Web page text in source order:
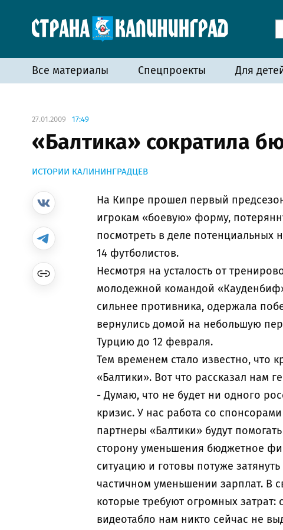
Все материалы Спецпроекты Для
27.01.2009 17:49
«Балтика» сократила
ИСТОРИИ КАЛИНИНГРАДЦЕВ
На Кипре прошел первый
игрокам «боевую» форму,
посмотреть в деле потенциальных
14 футболистов.
Несмотря на усталость от
молодежной командой
сильнее противника, одержала
вернулись домой на небольшую
Турцию до 12 февраля.
Тем временем стало известно, что
«Балтики». Вот что рассказал нам
- Думаю, что не будет ни одного
кризис. У нас работа со
партнеры «Балтики» будут
сторону уменьшения бюджетное
ситуацию и готовы потуже
частичном уменьшении зарплат. В
которые требуют огромных затрат:
видеотабло нам никто сейчас не